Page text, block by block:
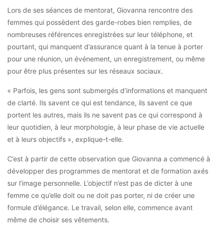
Lors de ses séances de mentorat, Giovanna rencontre des
femmes qui possèdent des garde-robes bien remplies, de
nombreuses références enregistrées sur leur téléphone, et
pourtant, qui manquent d’assurance quant à la tenue à porter
pour une réunion, un événement, un enregistrement, ou même
pour être plus présentes sur les réseaux sociaux.
« Parfois, les gens sont submergés d’informations et manquent
de clarté. Ils savent ce qui est tendance, ils savent ce que
portent les autres, mais ils ne savent pas ce qui correspond à
leur quotidien, à leur morphologie, à leur phase de vie actuelle
et à leurs objectifs », explique-t-elle.
C’est à partir de cette observation que Giovanna a commencé à
développer des programmes de mentorat et de formation axés
sur l’image personnelle. L’objectif n’est pas de dicter à une
femme ce qu’elle doit ou ne doit pas porter, ni de créer une
formule d’élégance. Le travail, selon elle, commence avant
même de choisir ses vêtements.